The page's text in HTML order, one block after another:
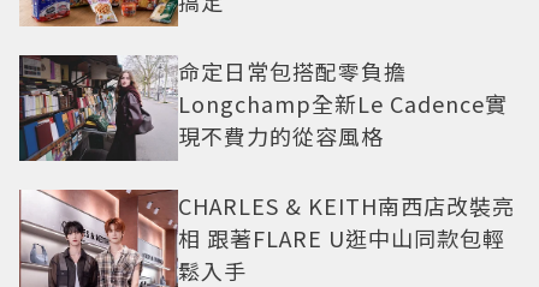
命定日常包搭配零負擔
Longchamp全新Le Cadence實
現不費力的從容風格
CHARLES & KEITH南西店改裝亮
相 跟著FLARE U逛中山同款包輕
鬆入手